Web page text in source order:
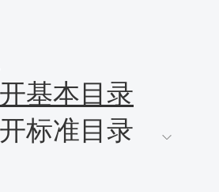
基本目录
标准目录